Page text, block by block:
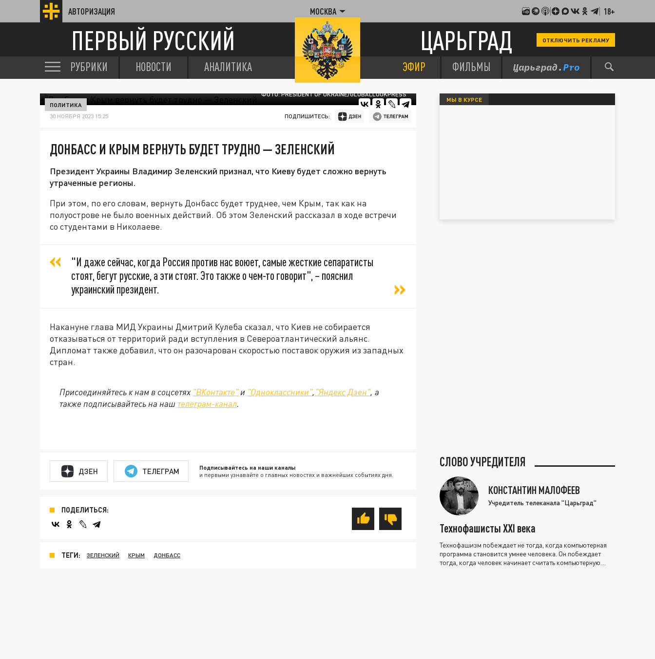
АВТОРИЗАЦИЯ МОСКВА 18+
ПЕРВЫЙ РУССКИЙ ЦАРЬГРАД ОТКЛЮЧИТЬ РЕКЛАМУ
РУБРИКИ НОВОСТИ АНАЛИТИКА ЭФИР ФИЛЬМЫ
ФОТО: PRESIDENT OF UKRAINE/GLOBALLOOKPRESS
ПОЛИТИКА
30 НОЯБРЯ 2023 15:25 ПОДПИШИТЕСЬ:
ДОНБАСС И КРЫМ ВЕРНУТЬ БУДЕТ ТРУДНО — ЗЕЛЕНСКИЙ
Президент Украины Владимир Зеленский признал, что Киеву будет сложно вернуть
утраченные регионы.
При этом, по его словам, вернуть Донбасс будет труднее, чем Крым, так как на
полуострове не было военных действий. Об этом Зеленский рассказал в ходе встречи
со студентами в Николаеве.
"И даже сейчас, когда Россия против нас воюет, самые жесткие сепаратисты
стоят, бегут русские, а эти стоят. Это также о чем-то говорит", – пояснил
украинский президент.
Накануне глава МИД Украины Дмитрий Кулеба сказал, что Киев не собирается
отказываться от территорий ради вступления в Североатлантический альянс.
Дипломат также добавил, что он разочарован скоростью поставок оружия из западных
стран.
Присоединяйтесь к нам в соцсетях "ВКонтакте"и "Одноклассники","Яндекс Дзен", а
также подписывайтесь на наш телеграм-канал.
ДЗЕН ТЕЛЕГРАМ Подписывайтесь на наши каналы
и первыми узнавайте о главных новостях и важнейших событиях дня.
ПОДЕЛИТЬСЯ:
ТЕГИ: ЗЕЛЕНСКИЙ КРЫМ ДОНБАСС
МЫ В КУРСЕ
СЛОВО УЧРЕДИТЕЛЯ
КОНСТАНТИН МАЛОФЕЕВ
Учредитель телеканала "Царьград"
Технофашисты XXI века
Технофашизм побеждает не тогда, когда компьютерная
программа становится умнее человека. Он побеждает
тогда, когда человек начинает считать компьютерную